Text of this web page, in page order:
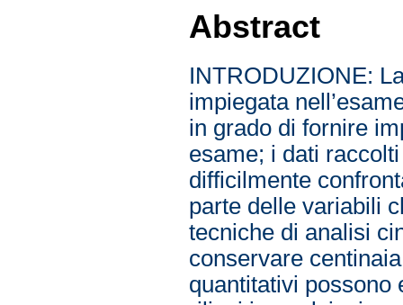
Abstract
INTRODUZIONE:
impiegata
in grado di fornire
esame; i dati
difficilmente
parte delle variabili
tecniche di analisi
conservare
quantitativi possono